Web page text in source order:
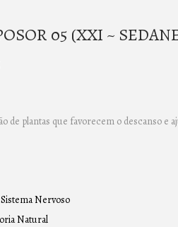
05 (XXI ~
de plantas que favorecem o descanso e
Sistema Nervoso
Natural